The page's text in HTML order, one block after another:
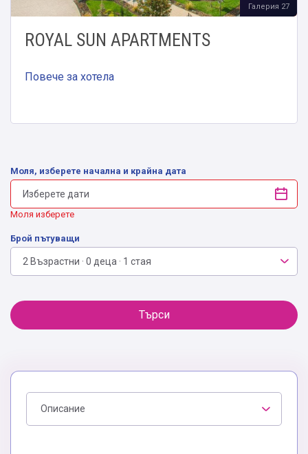
ROYAL SUN APARTMENTS
Повече за хотела
Галерия 27
Моля, изберете начална и крайна дата
Моля изберете
Брой пътуващи
2 Възрастни · 0 деца · 1 стая
Търси
Описание